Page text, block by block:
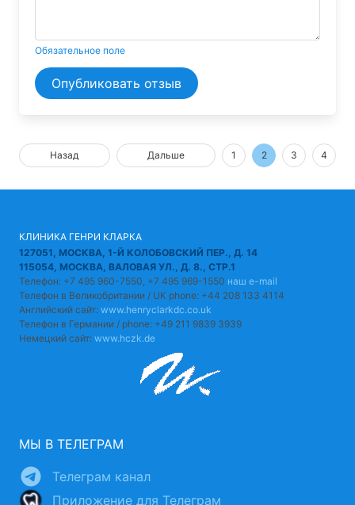
Обязательное поле
Опубликовать отзыв
Назад Дальше 1 2 3 4
КЛИНИКА ГЕНРИ КЛАРКА
127051, МОСКВА, 1-Й КОЛОБОВСКИЙ ПЕР., Д. 14
115054, МОСКВА, ВАЛОВАЯ УЛ., Д. 8., СТР.1
Телефон: +7 495 960-7550, +7 495 969-1550 наш e-mail
Телефон в Великобритании / UK phone: +44 208 133 4114
Английский сайт: www.henryclarkdc.co.uk
Телефон в Германии / phone: +49 211 9839 3939
Немецкий сайт: www.hczk.de
МЫ В ТЕЛЕГРАМ
Телеграм канал
Приложение для Телеграм